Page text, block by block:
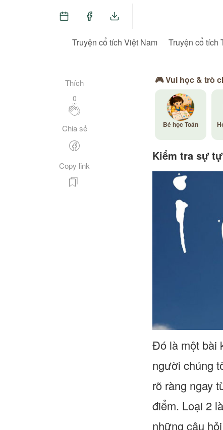
Truyện cổ tích Việt Nam Truyện cổ tích
Thích
0
Chia sẻ
Copy link
🎮 Vui học & trò
Bé học Toán
Kiểm tra sự
Đó là một bài
người chúng
rõ ràng ngay
điểm. Loại 2
những câu